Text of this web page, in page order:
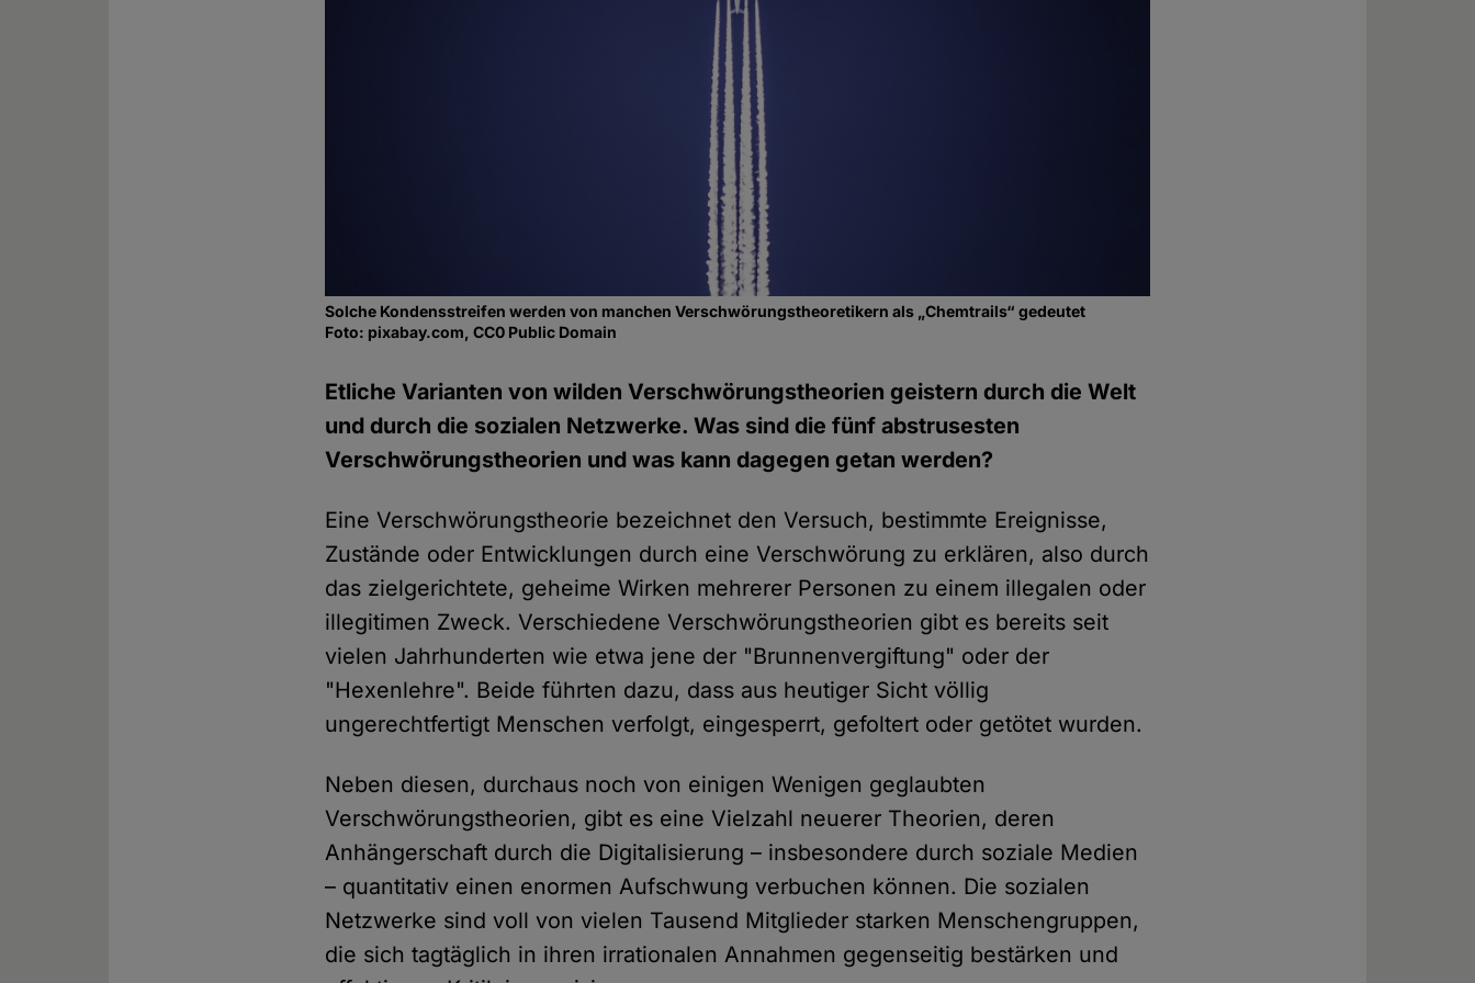
Solche Kondensstreifen werden von manchen Verschwörungstheoretikern als „Chemtrails“ gedeutet
Foto: pixabay.com, CC0 Public Domain
Etliche Varianten von wilden Verschwörungstheorien geistern durch die Welt
und durch die sozialen Netzwerke. Was sind die fünf abstrusesten
Verschwörungstheorien und was kann dagegen getan werden?
Eine Verschwörungstheorie bezeichnet den Versuch, bestimmte Ereignisse,
Zustände oder Entwicklungen durch eine Verschwörung zu erklären, also durch
das zielgerichtete, geheime Wirken mehrerer Personen zu einem illegalen oder
illegitimen Zweck. Verschiedene Verschwörungstheorien gibt es bereits seit
vielen Jahrhunderten wie etwa jene der "Brunnenvergiftung" oder der
"Hexenlehre". Beide führten dazu, dass aus heutiger Sicht völlig
ungerechtfertigt Menschen verfolgt, eingesperrt, gefoltert oder getötet wurden.
Neben diesen, durchaus noch von einigen Wenigen geglaubten
Verschwörungstheorien, gibt es eine Vielzahl neuerer Theorien, deren
Anhängerschaft durch die Digitalisierung – insbesondere durch soziale Medien
– quantitativ einen enormen Aufschwung verbuchen können. Die sozialen
Netzwerke sind voll von vielen Tausend Mitglieder starken Menschengruppen,
die sich tagtäglich in ihren irrationalen Annahmen gegenseitig bestärken und